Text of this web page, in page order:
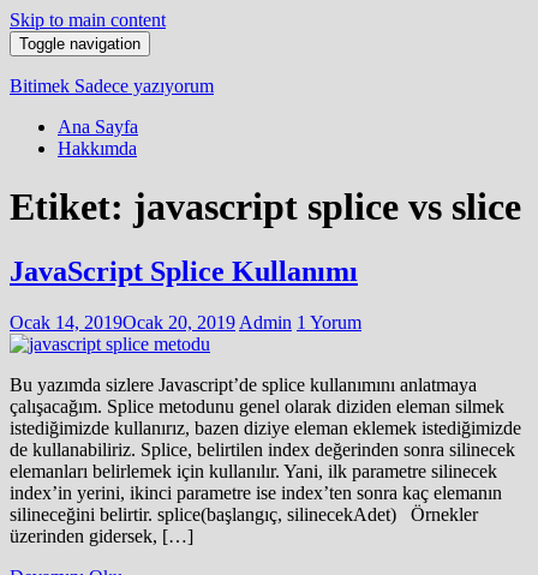
Skip to main content
Toggle navigation
Bitimek Sadece yazıyorum
Ana Sayfa
Hakkımda
Etiket: javascript splice vs slice
JavaScript Splice Kullanımı
Ocak 14, 2019Ocak 20, 2019 Admin 1 Yorum
Bu yazımda sizlere Javascript’de splice kullanımını anlatmaya
çalışacağım. Splice metodunu genel olarak diziden eleman silmek
istediğimizde kullanırız, bazen diziye eleman eklemek istediğimizde
de kullanabiliriz. Splice, belirtilen index değerinden sonra silinecek
elemanları belirlemek için kullanılır. Yani, ilk parametre silinecek
index’in yerini, ikinci parametre ise index’ten sonra kaç elemanın
silineceğini belirtir. splice(başlangıç, silinecekAdet) Örnekler
üzerinden gidersek, […]